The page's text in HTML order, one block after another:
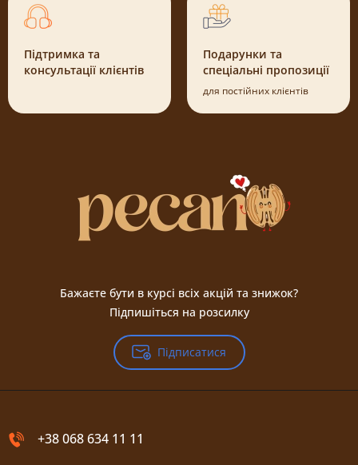
Підтримка та
консультації клієнтів
Подарунки та
спеціальні пропозиції
для постійних клієнтів
Бажаєте бути в курсі всіх акцій та знижок?
Підпишіться на розсилку
Підписатися
+38 068 634 11 11